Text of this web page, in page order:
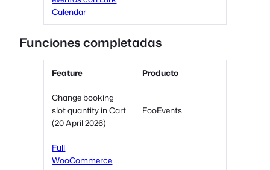
Calendar
Funciones completadas
Feature Producto
Change booking
slot quantity in Cart
(20 April 2026)
FooEvents
Full
WooCommerce